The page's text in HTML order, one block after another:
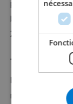
promenez-vous
boissons? De
2 grands bars
7. Punta
meilleur bar de